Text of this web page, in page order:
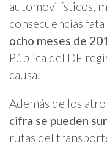
automovilísticos,
consecuencias
ocho meses de
Pública del DF
causa.
Además de los
cifra se pueden
rutas del